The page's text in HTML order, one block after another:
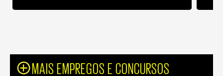
MAIS EMPREGOS E CONCURSOS